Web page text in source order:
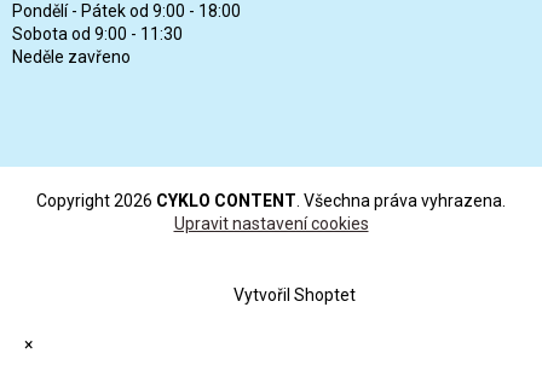
Pondělí - Pátek od 9:00 - 18:00
Sobota od 9:00 - 11:30
Neděle zavřeno
Vytvořil Shoptet
Copyright 2026 CYKLO CONTENT . Všechna práva vyhrazena.
Upravit nastavení cookies
×